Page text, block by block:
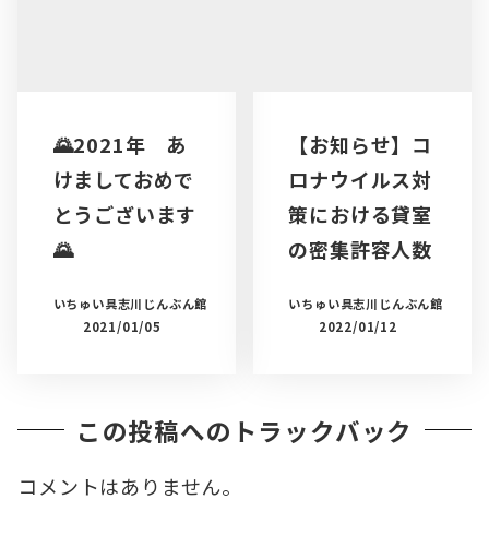
🌄2021年 あ
けましておめで
とうございます
🌄
いちゅい具志川じんぶん館
2021/01/05
【お知らせ】コ
ロナウイルス対
策における貸室
の密集許容人数
いちゅい具志川じんぶん館
2022/01/12
この投稿へのトラックバック
コメントはありません。